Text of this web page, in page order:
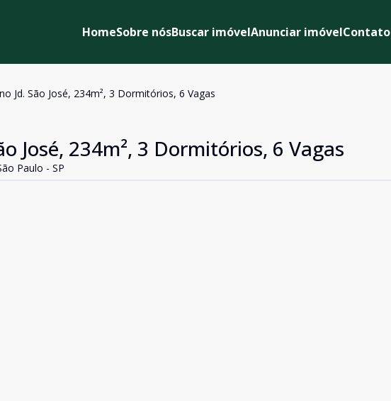
HomeSobre nósBuscar imóvelAnunciar imóvelContato
Jd. São José, 234m², 3 Dormitórios, 6 Vagas
José, 234m², 3 Dormitórios, 6 Vagas
Paulo - SP